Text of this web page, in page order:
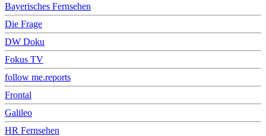
Bayerisches Fernsehen
Die Frage
DW Doku
Fokus TV
follow me.reports
Frontal
Galileo
HR Fernsehen